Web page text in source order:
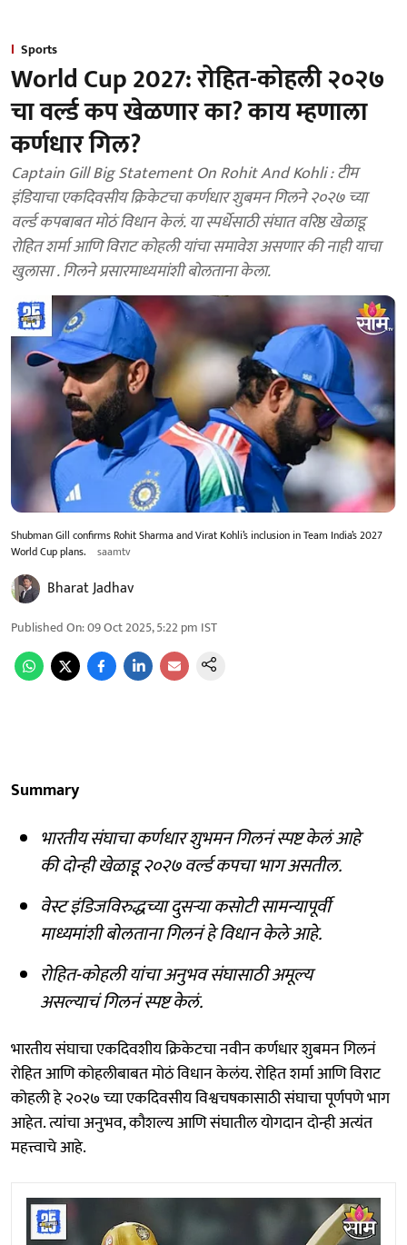
Sports
World Cup 2027: रोहित-कोहली २०२७
चा वर्ल्ड कप खेळणार का? काय म्हणाला
कर्णधार गिल?
Captain Gill Big Statement On Rohit And Kohli : टीम
इंडियाचा एकदिवसीय क्रिकेटचा कर्णधार शुबमन गिलने २०२७ च्या
वर्ल्ड कपबाबत मोठं विधान केलं. या स्पर्धेसाठी संघात वरिष्ठ खेळाडू
रोहित शर्मा आणि विराट कोहली यांचा समावेश असणार की नाही याचा
खुलासा . गिलने प्रसारमाध्यमांशी बोलताना केला.
Shubman Gill confirms Rohit Sharma and Virat Kohli’s inclusion in Team India’s 2027
World Cup plans.
saamtv
Bharat Jadhav
Published On:09 Oct 2025, 5:22 pm IST
Summary
भारतीय संघाचा कर्णधार शुभमन गिलनं स्पष्ट केलं आहे
की दोन्ही खेळाडू २०२७ वर्ल्ड कपचा भाग असतील.
वेस्ट इंडिजविरुद्धच्या दुसऱ्या कसोटी सामन्यापूर्वी
माध्यमांशी बोलताना गिलनं हे विधान केले आहे.
रोहित-कोहली यांचा अनुभव संघासाठी अमूल्य
असल्याचं गिलनं स्पष्ट केलं.
भारतीय संघाचा एकदिवशीय क्रिकेटचा नवीन कर्णधार शुबमन गिलनं
रोहित आणि कोहलीबाबत मोठं विधान केलंय. रोहित शर्मा आणि विराट
कोहली हे २०२७ च्या एकदिवसीय विश्वचषकासाठी संघाचा पूर्णपणे भाग
आहेत. त्यांचा अनुभव, कौशल्य आणि संघातील योगदान दोन्ही अत्यंत
महत्त्वाचे आहे.